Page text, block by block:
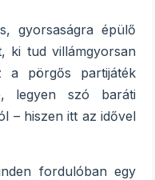
gyorsaságra épülő
ki tud villámgyorsan
a pörgős partijáték
legyen szó baráti
– hiszen itt az idővel
fordulóban egy